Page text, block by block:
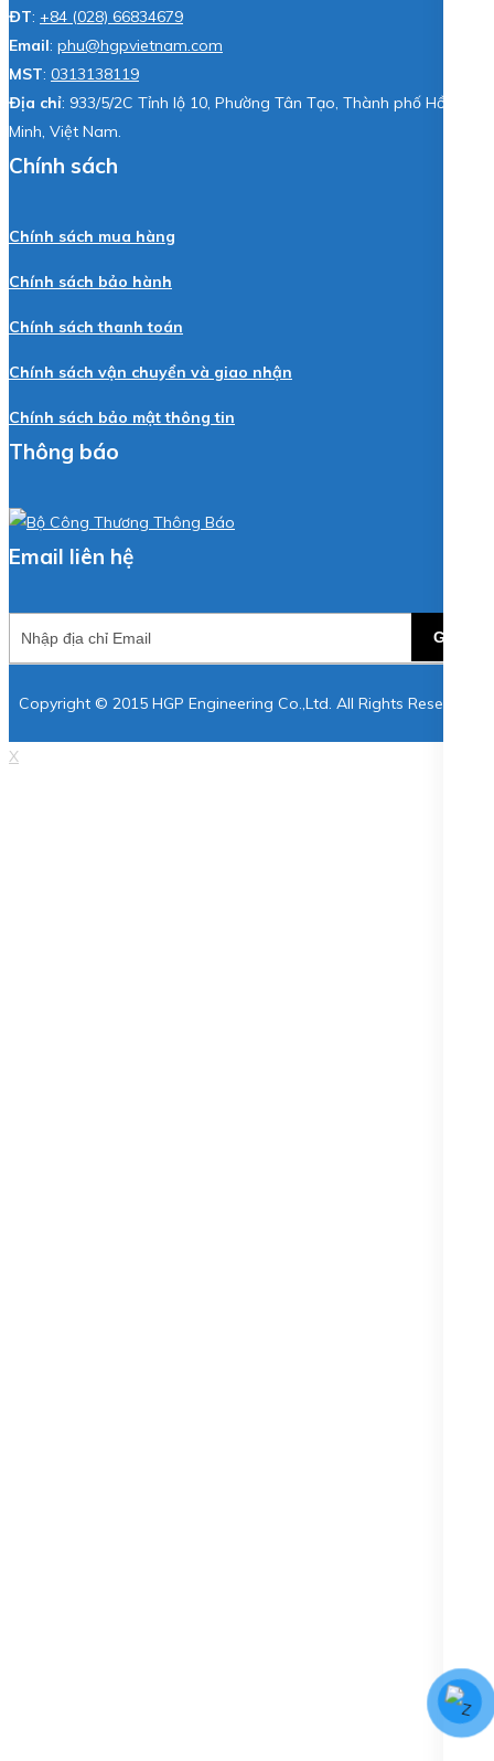
ĐT: +84 (028) 66834679
Email: phu@hgpvietnam.com
MST: 0313138119
Địa chỉ: 933/5/2C Tỉnh lộ 10, Phường Tân Tạo, Thành phố Hồ Chí
Minh, Việt Nam.
Chính sách
Chính sách mua hàng
Chính sách bảo hành
Chính sách thanh toán
Chính sách vận chuyển và giao nhận
Chính sách bảo mật thông tin
Thông báo
Email liên hệ
GỬI
Copyright © 2015 HGP Engineering Co.,Ltd. All Rights Reserved
X